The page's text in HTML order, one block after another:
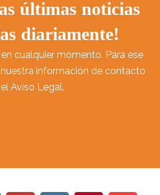
últimas noticias
diariamente!
cualquier momento. Para ese
información de contacto
Aviso Legal.